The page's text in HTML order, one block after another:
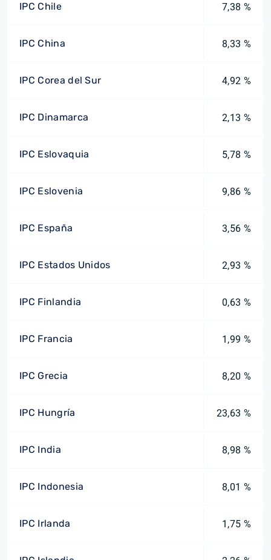
IPC Chile 7,38 %
IPC China 8,33 %
IPC Corea del Sur 4,92 %
IPC Dinamarca 2,13 %
IPC Eslovaquia 5,78 %
IPC Eslovenia 9,86 %
IPC España 3,56 %
IPC Estados Unidos 2,93 %
IPC Finlandia 0,63 %
IPC Francia 1,99 %
IPC Grecia 8,20 %
IPC Hungría 23,63 %
IPC India 8,98 %
IPC Indonesia 8,01 %
IPC Irlanda 1,75 %